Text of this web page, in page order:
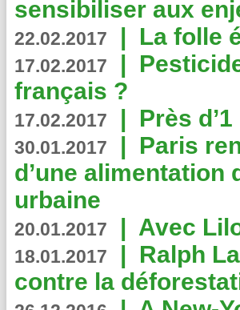
sensibiliser aux
22.02.2017 | La folle
17.02.2017 |
français ?
17.02.2017 | Près
30.01.2017 | Paris
d’une alimentation
urbaine
20.01.2017 | Avec
18.01.2017 | Ralph
contre la